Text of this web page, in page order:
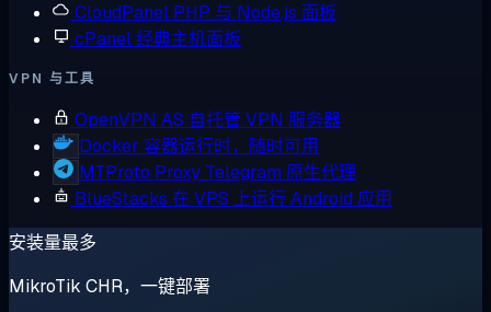
CloudPanel PHP 与 Node.js 面板
cPanel经典主机面板
VPN 与工具
OpenVPN AS 自托管 VPN 服务器
Docker 容器运行时，随时可用
MTProto Proxy Telegram 原生代理
BlueStacks 在 VPS 上运行 Android 应用
安装量最多
MikroTik CHR，一键部署